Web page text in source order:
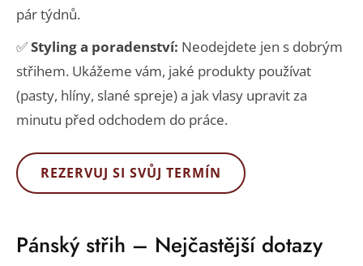
pár týdnů.
✅Styling a poradenství: Neodejdete jen s dobrým
střihem. Ukážeme vám, jaké produkty používat
(pasty, hlíny, slané spreje) a jak vlasy upravit za
minutu před odchodem do práce.
REZERVUJ SI SVŮJ TERMÍN
Pánský střih – Nejčastější dotazy